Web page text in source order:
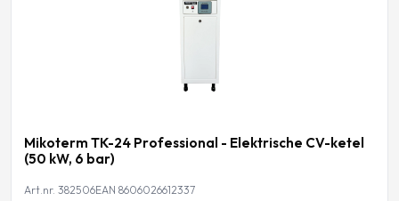
Mikoterm TK-24 Professional - Elektrische CV-ketel
(50 kW, 6 bar)
Art.nr. 382506EAN 8606026612337